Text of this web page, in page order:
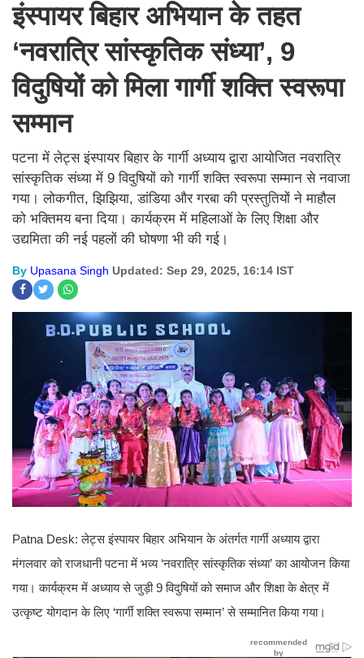
इंस्पायर बिहार अभियान के तहत
‘नवरात्रि सांस्कृतिक संध्या’, 9
विदुषियों को मिला गार्गी शक्ति स्वरूपा
सम्मान
पटना में लेट्स इंस्पायर बिहार के गार्गी अध्याय द्वारा आयोजित नवरात्रि
सांस्कृतिक संध्या में 9 विदुषियों को गार्गी शक्ति स्वरूपा सम्मान से नवाजा
गया। लोकगीत, झिझिया, डांडिया और गरबा की प्रस्तुतियों ने माहौल
को भक्तिमय बना दिया। कार्यक्रम में महिलाओं के लिए शिक्षा और
उद्यमिता की नई पहलों की घोषणा भी की गई।
By Upasana Singh Updated: Sep 29, 2025, 16:14 IST
Patna Desk: लेट्स इंस्पायर बिहार अभियान के अंतर्गत गार्गी अध्याय द्वारा
मंगलवार को राजधानी पटना में भव्य ‘नवरात्रि सांस्कृतिक संध्या’ का आयोजन किया
गया। कार्यक्रम में अध्याय से जुड़ी 9 विदुषियों को समाज और शिक्षा के क्षेत्र में
उत्कृष्ट योगदान के लिए ‘गार्गी शक्ति स्वरूपा सम्मान’ से सम्मानित किया गया।